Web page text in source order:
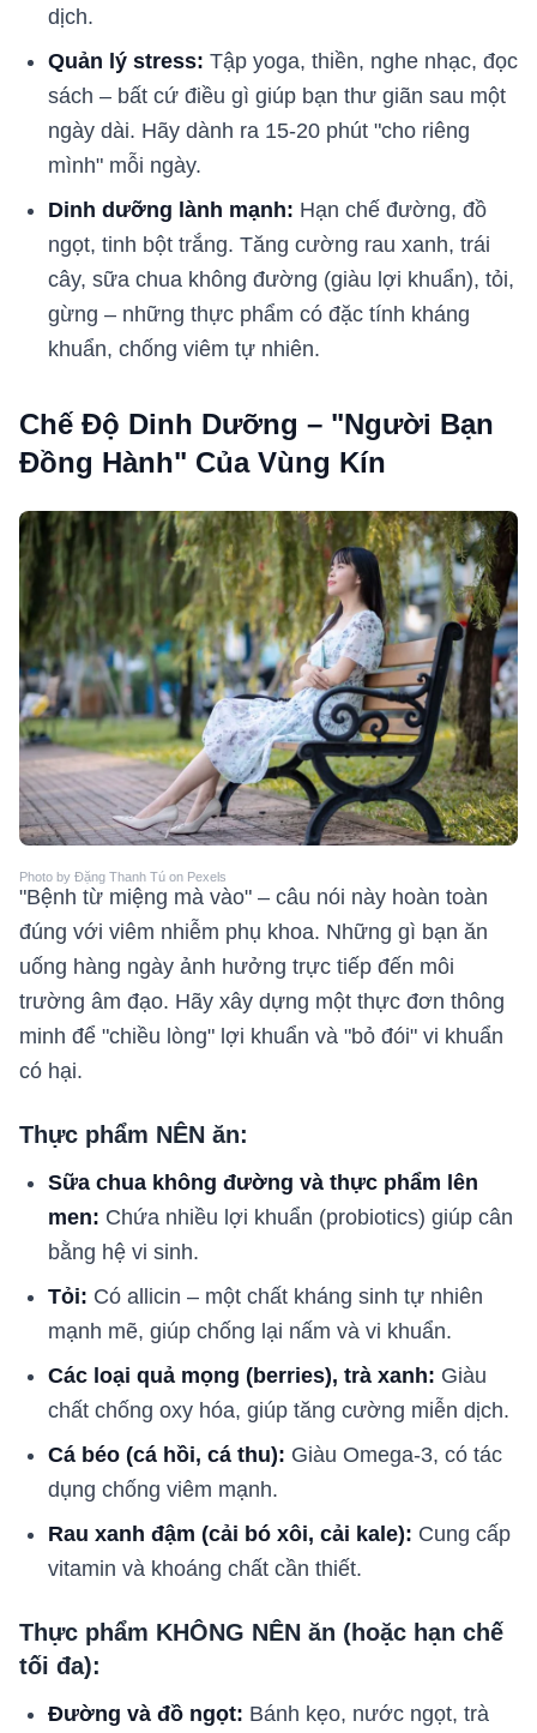
dịch.
Quản lý stress: Tập yoga, thiền, nghe nhạc, đọc
sách – bất cứ điều gì giúp bạn thư giãn sau một
ngày dài. Hãy dành ra 15-20 phút "cho riêng
mình" mỗi ngày.
Dinh dưỡng lành mạnh: Hạn chế đường, đồ
ngọt, tinh bột trắng. Tăng cường rau xanh, trái
cây, sữa chua không đường (giàu lợi khuẩn), tỏi,
gừng – những thực phẩm có đặc tính kháng
khuẩn, chống viêm tự nhiên.
Chế Độ Dinh Dưỡng – "Người Bạn
Đồng Hành" Của Vùng Kín
Photo by Đặng Thanh Tú on Pexels
"Bệnh từ miệng mà vào" – câu nói này hoàn toàn
đúng với viêm nhiễm phụ khoa. Những gì bạn ăn
uống hàng ngày ảnh hưởng trực tiếp đến môi
trường âm đạo. Hãy xây dựng một thực đơn thông
minh để "chiều lòng" lợi khuẩn và "bỏ đói" vi khuẩn
có hại.
Thực phẩm NÊN ăn:
Sữa chua không đường và thực phẩm lên
men: Chứa nhiều lợi khuẩn (probiotics) giúp cân
bằng hệ vi sinh.
Tỏi: Có allicin – một chất kháng sinh tự nhiên
mạnh mẽ, giúp chống lại nấm và vi khuẩn.
Các loại quả mọng (berries), trà xanh: Giàu
chất chống oxy hóa, giúp tăng cường miễn dịch.
Cá béo (cá hồi, cá thu): Giàu Omega-3, có tác
dụng chống viêm mạnh.
Rau xanh đậm (cải bó xôi, cải kale): Cung cấp
vitamin và khoáng chất cần thiết.
Thực phẩm KHÔNG NÊN ăn (hoặc hạn chế
tối đa):
Đường và đồ ngọt: Bánh kẹo, nước ngọt, trà